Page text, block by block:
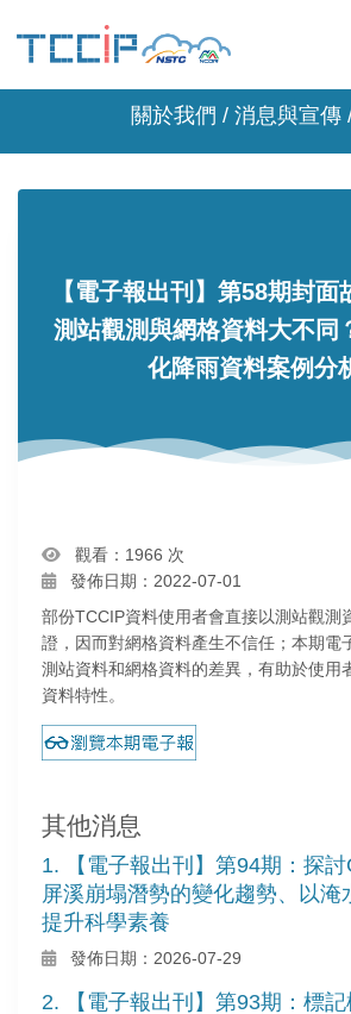
關於我們 / 消息與宣傳
【電子報出刊】第58期封
測站觀測與網格資料大不同
化降雨資料案例分
觀看：1966 次
發佈日期：2022-07-01
部份TCCIP資料使用者會直接以測站觀測
證，因而對網格資料產生不信任；本期電
測站資料和網格資料的差異，有助於使用
資料特性。
其他消息
1. 【電子報出刊】第94期：探討
屏溪崩塌潛勢的變化趨勢、以淹
提升科學素養
發佈日期：2026-07-29
2. 【電子報出刊】第93期：標